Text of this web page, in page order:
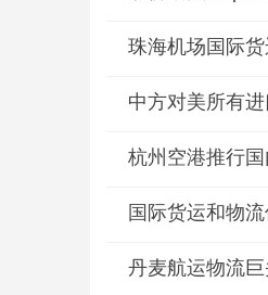
珠海机场国际
中方对美所有
杭州空港推行国
国际货运和物
丹麦航运物流